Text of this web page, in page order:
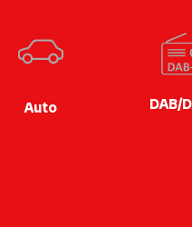
Auto DAB/